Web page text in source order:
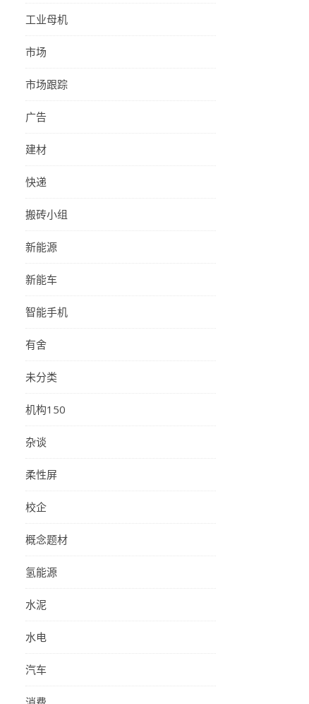
工业母机
市场
市场跟踪
广告
建材
快递
搬砖小组
新能源
新能车
智能手机
有舍
未分类
机构150
杂谈
柔性屏
校企
概念题材
氢能源
水泥
水电
汽车